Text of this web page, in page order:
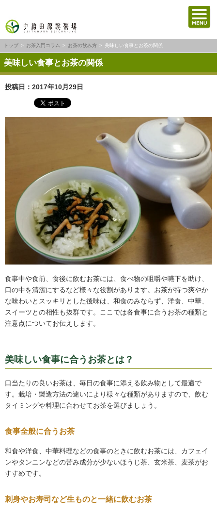
トップ お茶入門コラム お茶の飲み方 美味しい食事とお茶の関係
美味しい食事とお茶の関係
投稿日：2017年10月29日
食事中や食前、食後に飲むお茶には、食べ物の咀嚼や嚥下を助け、
口の中を清潔にするなど様々な役割があります。お茶が持つ爽やか
な味わいとスッキリとした後味は、和食のみならず、洋食、中華、
スイーツとの相性も抜群です。ここでは各食事に合うお茶の種類と
注意点についてお伝えします。
美味しい食事に合うお茶とは？
口当たりの良いお茶は、毎日の食事に添える飲み物として最適で
す。栽培・製造方法の違いにより様々な種類がありますので、飲む
タイミングや料理に合わせてお茶を選びましょう。
食事全般に合うお茶
和食や洋食、中華料理などの食事のときに飲むお茶には、カフェイ
ンやタンニンなどの苦み成分が少ないほうじ茶、玄米茶、麦茶がお
すすめです。
刺身やお寿司など生ものと一緒に飲むお茶